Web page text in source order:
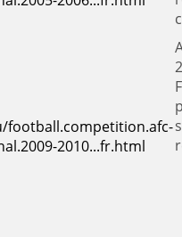
football.competition.afc-
2010...fr.html